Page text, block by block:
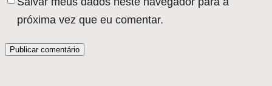
próxima vez que eu comentar.